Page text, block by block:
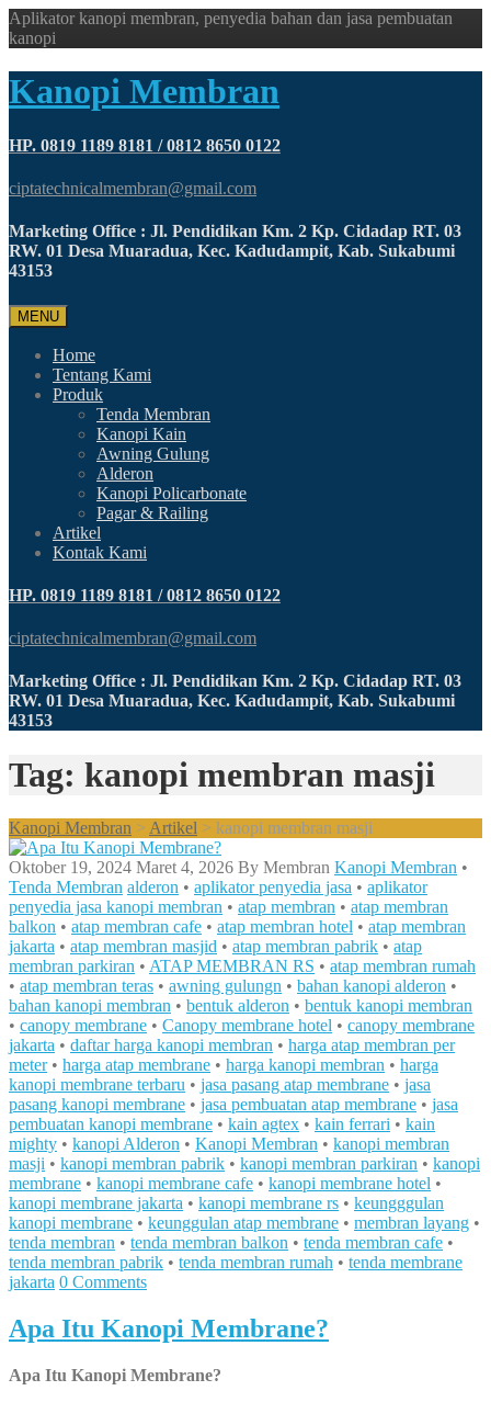
Aplikator kanopi membran, penyedia bahan dan jasa pembuatan
kanopi
Kanopi Membran
HP. 0819 1189 8181 / 0812 8650 0122
ciptatechnicalmembran@gmail.com
Marketing Office : Jl. Pendidikan Km. 2 Kp. Cidadap RT. 03
RW. 01 Desa Muaradua, Kec. Kadudampit, Kab. Sukabumi
43153
MENU
Home
Tentang Kami
Produk
Tenda Membran
Kanopi Kain
Awning Gulung
Alderon
Kanopi Policarbonate
Pagar & Railing
Artikel
Kontak Kami
HP. 0819 1189 8181 / 0812 8650 0122
ciptatechnicalmembran@gmail.com
Marketing Office : Jl. Pendidikan Km. 2 Kp. Cidadap RT. 03
RW. 01 Desa Muaradua, Kec. Kadudampit, Kab. Sukabumi
43153
Tag: kanopi membran masji
Kanopi Membran > Artikel > kanopi membran masji
Oktober 19, 2024 Maret 4, 2026 By Membran Kanopi Membran •
Tenda Membran alderon • aplikator penyedia jasa • aplikator
penyedia jasa kanopi membran • atap membran • atap membran
balkon • atap membran cafe • atap membran hotel • atap membran
jakarta • atap membran masjid • atap membran pabrik • atap
membran parkiran • ATAP MEMBRAN RS • atap membran rumah
• atap membran teras • awning gulungn • bahan kanopi alderon •
bahan kanopi membran • bentuk alderon • bentuk kanopi membran
• canopy membrane • Canopy membrane hotel • canopy membrane
jakarta • daftar harga kanopi membran • harga atap membran per
meter• harga atap membrane • harga kanopi membran • harga
kanopi membrane terbaru • jasa pasang atap membrane • jasa
pasang kanopi membrane • jasa pembuatan atap membrane • jasa
pembuatan kanopi membrane • kain agtex • kain ferrari • kain
mighty • kanopi Alderon • Kanopi Membran • kanopi membran
masji • kanopi membran pabrik • kanopi membran parkiran • kanopi
membrane • kanopi membrane cafe • kanopi membrane hotel •
kanopi membrane jakarta • kanopi membrane rs • keungggulan
kanopi membrane • keunggulan atap membrane • membran layang •
tenda membran • tenda membran balkon • tenda membran cafe •
tenda membran pabrik • tenda membran rumah • tenda membrane
jakarta 0 Comments
Apa Itu Kanopi Membrane?
Apa Itu Kanopi Membrane?